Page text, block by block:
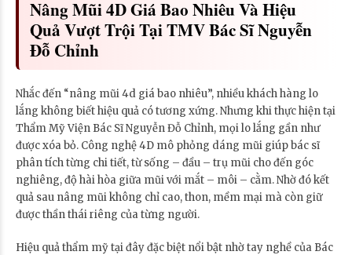
Nâng Mũi 4D Giá Bao Nhiêu Và Hiệu
Quả Vượt Trội Tại TMV Bác Sĩ Nguyễn
Đỗ Chỉnh
Nhắc đến “nâng mũi 4d giá bao nhiêu”, nhiều khách hàng lo
lắng không biết hiệu quả có tương xứng. Nhưng khi thực hiện tại
Thẩm Mỹ Viện Bác Sĩ Nguyễn Đỗ Chỉnh, mọi lo lắng gần như
được xóa bỏ. Công nghệ 4D mô phỏng dáng mũi giúp bác sĩ
phân tích từng chi tiết, từ sống – đầu – trụ mũi cho đến góc
nghiêng, độ hài hòa giữa mũi với mắt – môi – cằm. Nhờ đó kết
quả sau nâng mũi không chỉ cao, thon, mềm mại mà còn giữ
được thần thái riêng của từng người.
Hiệu quả thẩm mỹ tại đây đặc biệt nổi bật nhờ tay nghề của Bác